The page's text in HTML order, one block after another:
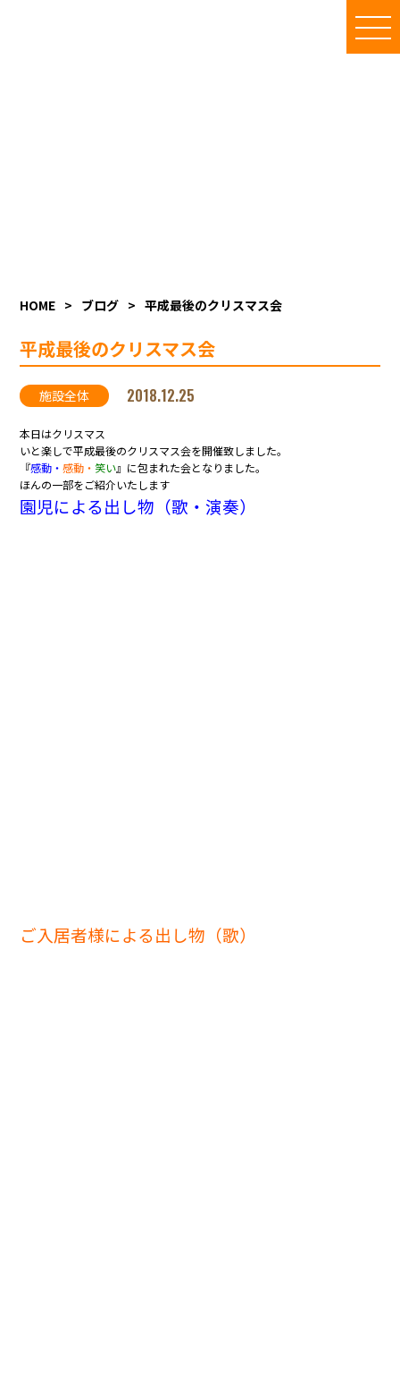
HOME > ブログ > 平成最後のクリスマス会
平成最後のクリスマス会
施設全体 2018.12.25
本日はクリスマス
いと楽しで平成最後のクリスマス会を開催致しました。
『感動・感動 ・ 笑い』に包まれた会となりました。
ほんの一部をご紹介いたします
園児による出し物（歌・演奏）
ご入居者様による出し物（歌）